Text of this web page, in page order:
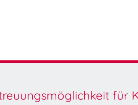
für